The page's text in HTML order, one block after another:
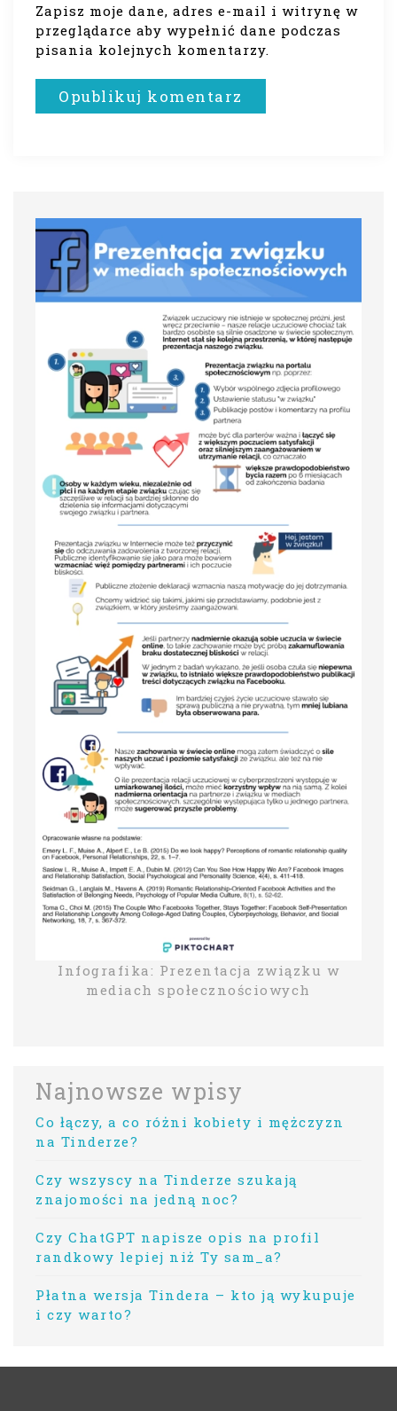
Zapisz moje dane, adres e-mail i witrynę w
przeglądarce aby wypełnić dane podczas
pisania kolejnych komentarzy.
Infografika: Prezentacja związku w
mediach społecznościowych
Najnowsze wpisy
Co łączy, a co różni kobiety i mężczyzn
na Tinderze?
Czy wszyscy na Tinderze szukają
znajomości na jedną noc?
Czy ChatGPT napisze opis na profil
randkowy lepiej niż Ty sam_a?
Płatna wersja Tindera – kto ją wykupuje
i czy warto?